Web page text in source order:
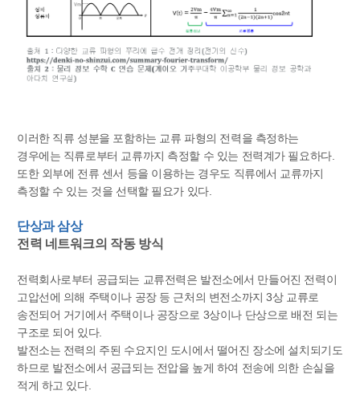
이러한 직류 성분을 포함하는 교류 파형의 전력을 측정하는
경우에는 직류로부터 교류까지 측정할 수 있는 전력계가 필요하다.
또한 외부에 전류 센서 등을 이용하는 경우도 직류에서 교류까지
측정할 수 있는 것을 선택할 필요가 있다.
단상과 삼상
전력 네트워크의 작동 방식
전력회사로부터 공급되는 교류전력은 발전소에서 만들어진 전력이
고압선에 의해 주택이나 공장 등 근처의 변전소까지 3상 교류로
송전되어 거기에서 주택이나 공장으로 3상이나 단상으로 배전 되는
구조로 되어 있다.
발전소는 전력의 주된 수요지인 도시에서 떨어진 장소에 설치되기도
하므로 발전소에서 공급되는 전압을 높게 하여 전송에 의한 손실을
적게 하고 있다.